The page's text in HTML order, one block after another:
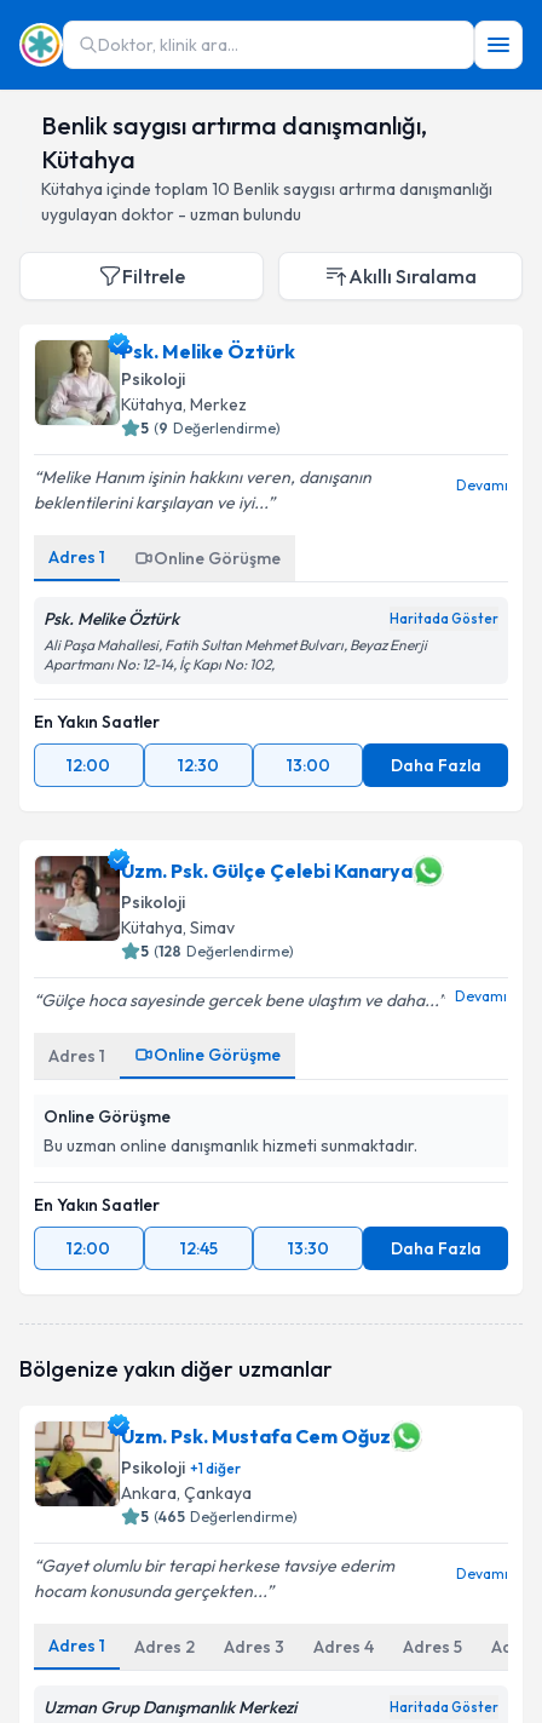
Doktor, klinik ara...
Benlik saygısı artırma danışmanlığı,
Kütahya
Kütahya içinde toplam 10 Benlik saygısı artırma danışmanlığı
uygulayan doktor - uzman bulundu
Filtrele Akıllı Sıralama
Psk. Melike Öztürk
Psikoloji
Kütahya, Merkez
5 (9 Değerlendirme)
Melike Hanım işinin hakkını veren, danışanın
beklentilerini karşılayan ve iyi...
Devamı
Adres 1 Online Görüşme
Psk. Melike Öztürk Haritada Göster
Ali Paşa Mahallesi, Fatih Sultan Mehmet Bulvarı, Beyaz Enerji
Apartmanı No: 12-14, İç Kapı No: 102,
En Yakın Saatler
12:00
12:30 13:00 Daha Fazla
Uzm. Psk. Gülçe Çelebi Kanarya
Psikoloji
Kütahya, Simav
5 (128 Değerlendirme)
Gülçe hoca sayesinde gercek bene ulaştım ve daha... Devamı
Adres 1 Online Görüşme
Online Görüşme
Bu uzman online danışmanlık hizmeti sunmaktadır.
En Yakın Saatler
12:00
12:45 13:30 Daha Fazla
Bölgenize yakın diğer uzmanlar
Uzm. Psk. Mustafa Cem Oğuz
Psikoloji +1diğer
Ankara, Çankaya
5 (465 Değerlendirme)
Gayet olumlu bir terapi herkese tavsiye ederim
hocam konusunda gerçekten...
Devamı
Adres 1 Adres 2 Adres 3 Adres 4 Adres 5 Adres
Uzman Grup Danışmanlık Merkezi Haritada Göster